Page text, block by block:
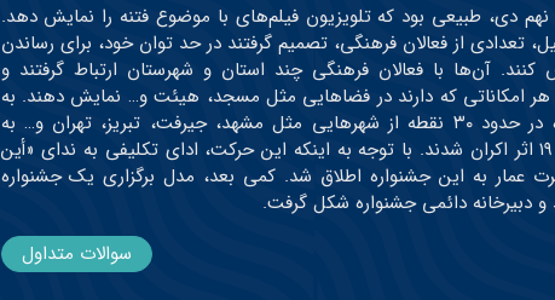
نهم دی، طبیعی بود که تلویزیون فیلم‌های با موضوع فتنه را نمایش دهد.
تعدادی از فعالان فرهنگی، تصمیم گرفتند در حد توان خود، برای رساندن
آن‌ها با فعالان فرهنگی چند استان و شهرستان ارتباط گرفتند و
هر امکاناتی که دارند در فضاهایی مثل مسجد، هیئت و… نمایش دهند. به
این ترتیب، اولین دوره جشنواره در حدود ۳۰ نقطه از شهرهایی مثل مشهد، جیرفت، تبریز، تهران و… به
صورت مردمی برگزار شد و حدود ۱۹ اثر اکران شدند. با توجه به اینکه این حرکت، ادای تکلیفی به ندای «أین
عمار به این جشنواره اطلاق شد. کمی بعد، مدل برگزاری یک جشنواره
و دبیرخانه دائمی جشنواره شکل گرفت.
سوالات متداول